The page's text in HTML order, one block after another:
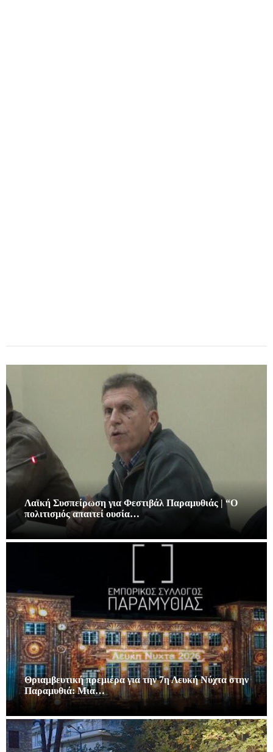
Λαϊκή Συσπείρωση για Φεστιβάλ Παραμυθιάς | “Ο
πολιτισμός απαιτεί ουσία…
Θριαμβευτική πρεμιέρα για την 7η Λευκή Νύχτα στην
Παραμυθιά: Μια…